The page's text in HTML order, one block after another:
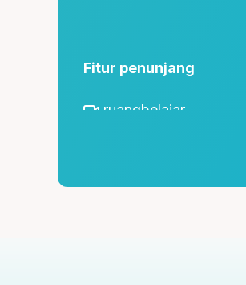
Fitur penunjang
ruangbelajar
Konseling dan Kelas